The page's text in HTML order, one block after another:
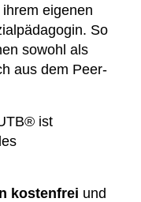
eigenen
So
sowohl als
aus dem Peer-
ist
kostenfrei und